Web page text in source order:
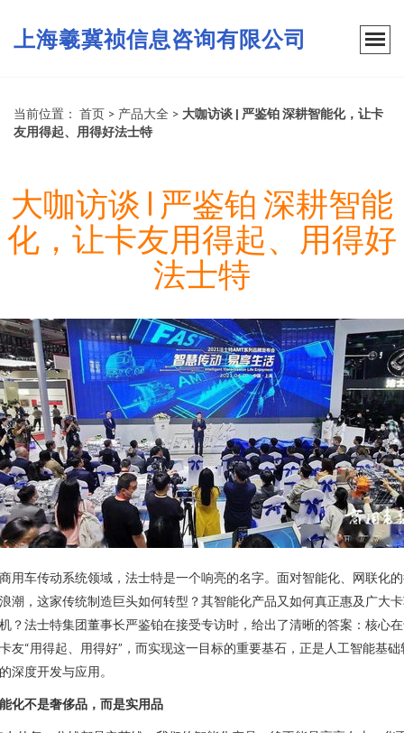
上海羲冀祯信息咨询有限公司
当前位置： 首页 > 产品大全 > 大咖访谈 | 严鉴铂 深耕智能化，让卡
友用得起、用得好法士特
大咖访谈 | 严鉴铂 深耕智能
化，让卡友用得起、用得好
法士特
用车传动系统领域，法士特是一个响亮的名字。面对智能化、网联化
潮，这家传统制造巨头如何转型？其智能化产品又如何真正惠及广大
？法士特集团董事长严鉴铂在接受专访时，给出了清晰的答案：核心
友“用得起、用得好”，而实现这一目标的重要基石，正是人工智能基础
深度开发与应用。
化不是奢侈品，而是实用品